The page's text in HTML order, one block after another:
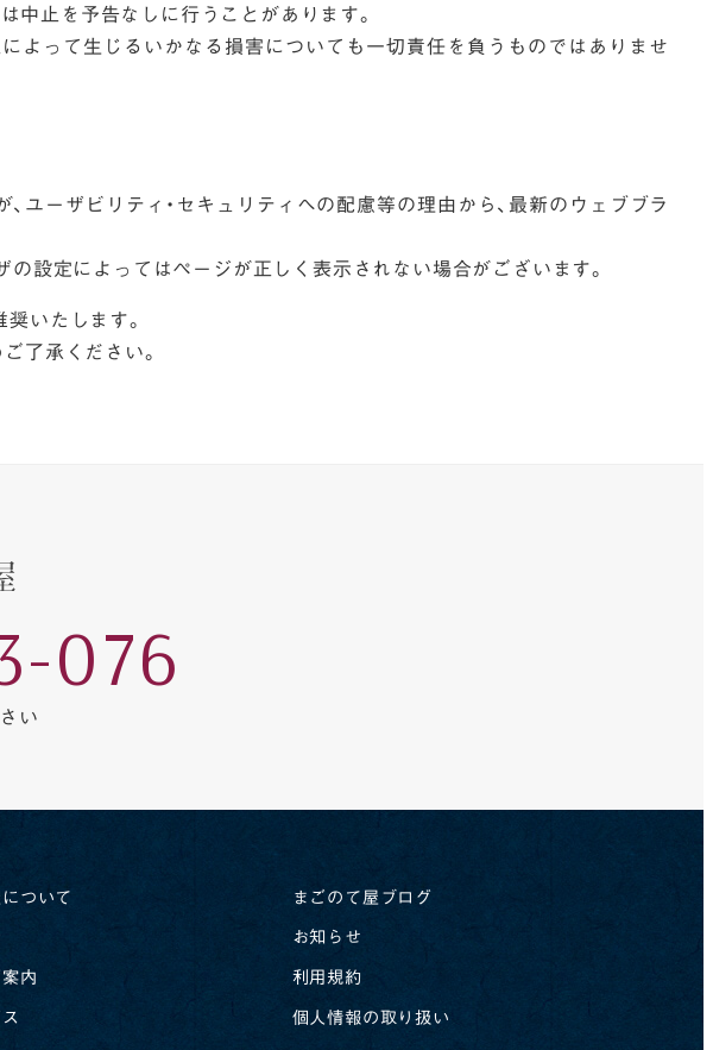
中止を予告なしに行うことがあります。
よって生じるいかなる損害についても一切責任を負うものではありませ
ユーザビリティ・セキュリティへの配慮等の理由から、最新のウェブブラ
設定によってはページが正しく表示されない場合がございます。
いたします。
了承ください。
076
い
ついて
内
まごのて屋ブログ
お知らせ
利用規約
個人情報の取り扱い